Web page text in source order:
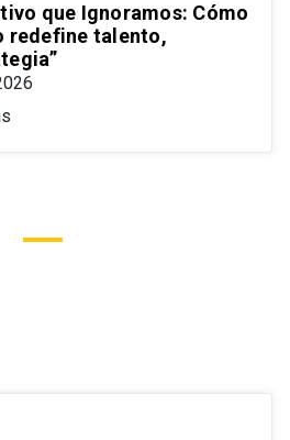
que Ignoramos: Cómo
redefine talento,